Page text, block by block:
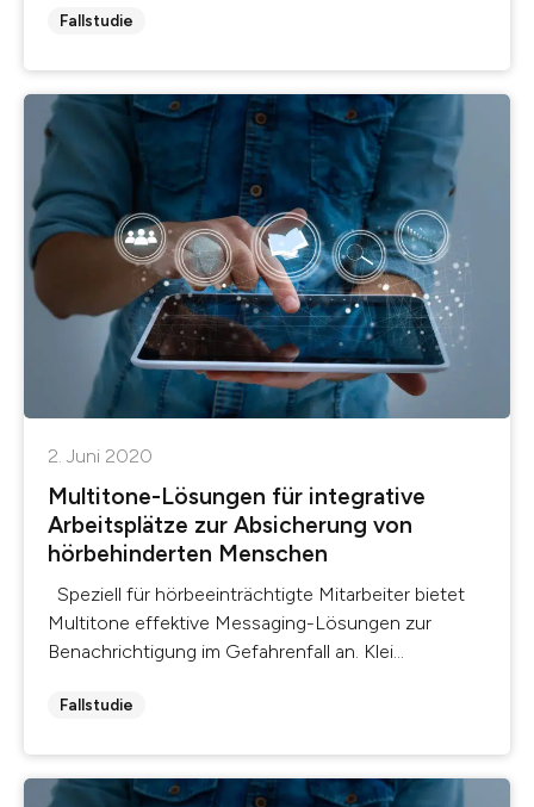
Fallstudie
2. Juni 2020
Multitone-Lösungen für integrative
Arbeitsplätze zur Absicherung von
hörbehinderten Menschen
Speziell für hörbeeinträchtigte Mitarbeiter bietet
Multitone effektive Messaging-Lösungen zur
Benachrichtigung im Gefahrenfall an. Klei...
Fallstudie